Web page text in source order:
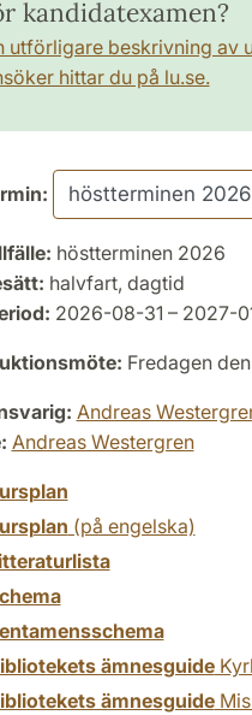
kandidatexamen?
utförligare beskrivning av
hittar du på lu.se.
höstterminen 2026
halvfart, dagtid
2026-08-31 – 2027-
Fredagen
Andreas
Andreas Westergren
(på engelska)
ämnesguide
ämnesguide